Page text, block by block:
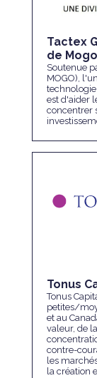
Tactex
de
Soutenue
MOGO),
est d'aider
concentrer
Tonus
Tonus
petites/
et au
valeur, de
contre-
les
la création